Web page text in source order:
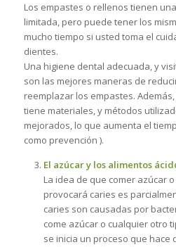
Los empastes o rellenos tienen
limitada, pero puede tener los
mucho tiempo si usted toma el
dientes.
Una higiene dental adecuada, y
son las mejores maneras de
reemplazar los empastes.
tiene materiales, y métodos
mejorados, lo que aumenta el
como prevención ).
El azúcar y los alimentos
La idea de que comer azúcar
provocará caries es
caries son causadas por
come azúcar o cualquier otro
se inicia un proceso que hace